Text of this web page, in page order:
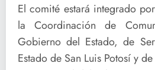
El comité estará integrado
la Coordinación de
Gobierno del Estado, de
Estado de San Luis Potosí y